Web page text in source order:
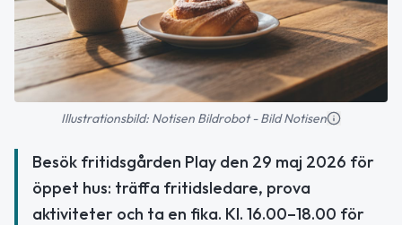
Illustrationsbild: Notisen Bildrobot - Bild Notisen
Besök fritidsgården Play den 29 maj 2026 för
öppet hus: träffa fritidsledare, prova
aktiviteter och ta en fika. Kl. 16.00–18.00 för